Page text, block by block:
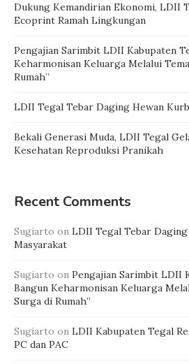
Dukung Kemandirian Ekonomi, LDII
Ecoprint Ramah Lingkungan
Pengajian Sarimbit LDII Kabupaten
Keharmonisan Keluarga Melalui
Rumah”
LDII Tegal Tebar Daging Hewan
Bekali Generasi Muda, LDII Tegal
Kesehatan Reproduksi Pranikah
Recent Comments
Sugiarto on LDII Tegal Tebar
Masyarakat
Sugiarto on Pengajian Sarimbit LDII
Bangun Keharmonisan Keluarga
Surga di Rumah”
Sugiarto on LDII Kabupaten Tegal
PC dan PAC